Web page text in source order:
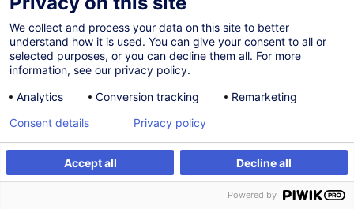
S'inscrire Formation sur mesure
15.10.2026
Formation présentielle
Cours du jour
French / Français
We collect and process your data on this site to better
understand how it is used. You can give your consent to all or
selected purposes, or you can decline them all. For more
information, see our privacy policy.
Analytics
Conversion tracking Remarketing
Accept all Decline all
Consent details Privacy policy
Powered by